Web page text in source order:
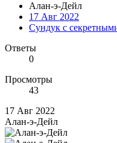
Алан-э-Дейл
17 Авг 2022
Сундук с
Ответы
0
Просмотры
43
17 Авг 2022
Алан-э-Дейл